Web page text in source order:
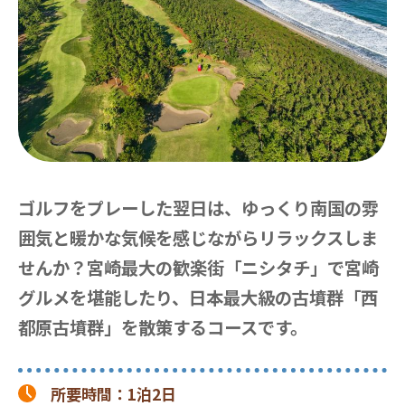
ゴルフをプレーした翌日は、ゆっくり南国の雰
囲気と暖かな気候を感じながらリラックスしま
せんか？宮崎最大の歓楽街「ニシタチ」で宮崎
グルメを堪能したり、日本最大級の古墳群「西
都原古墳群」を散策するコースです。
所要時間 ： 1泊2日